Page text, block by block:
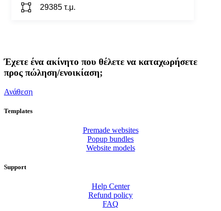
29385 τ.μ.
Έχετε ένα ακίνητο που θέλετε να καταχωρήσετε
προς πώληση/ενοικίαση;
Ανάθεση
Templates
Premade websites
Popup bundles
Website models
Support
Help Center
Refund policy
FAQ